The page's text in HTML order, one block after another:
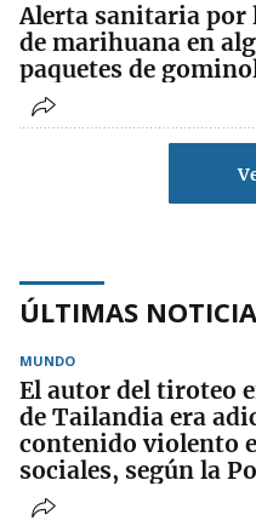
Alerta sanitaria por
de marihuana en
paquetes de
ÚLTIMAS
MUNDO
El autor del tiroteo
de Tailandia era
contenido violento
sociales, según la